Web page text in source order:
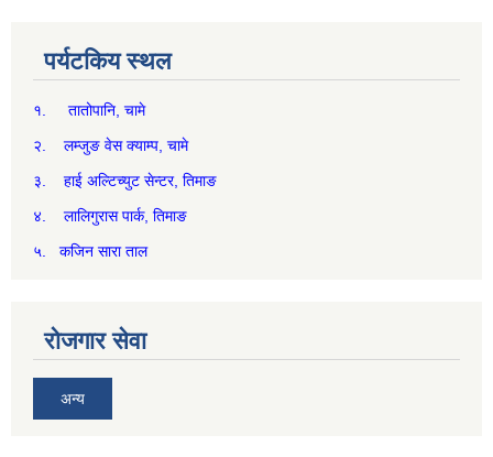
पर्यटकिय स्थल
१. तातोपानि, चामे
२. लम्जुङ वेस क्याम्प, चामे
३. हाई अल्टिच्युट सेन्टर, तिमाङ
४. लालिगुरास पार्क, तिमाङ
५. कजिन सारा ताल
रोजगार सेवा
अन्य